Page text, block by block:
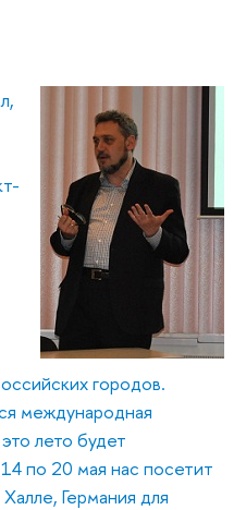
городов.
международная
лето будет
по 20 мая нас посетит
Германия для